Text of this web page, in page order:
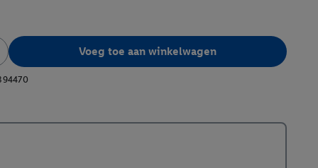
Voeg toe aan winkelwagen